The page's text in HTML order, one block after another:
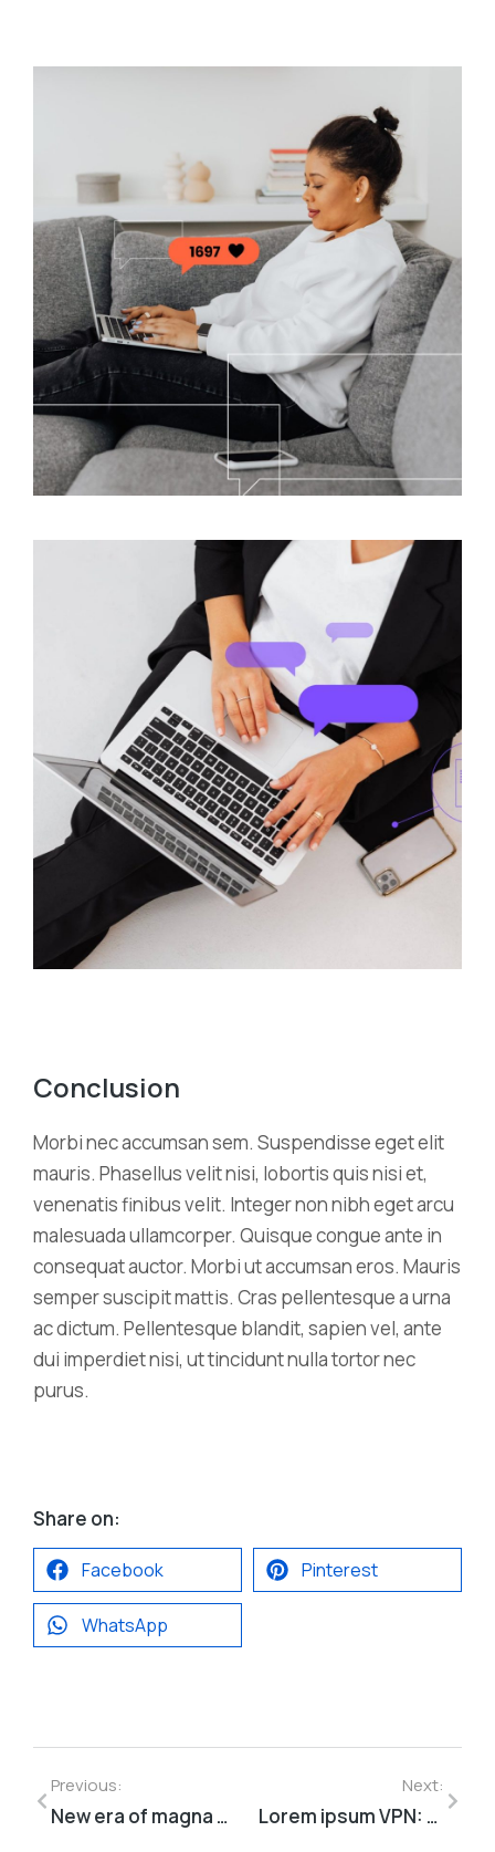
Conclusion
Morbi nec accumsan sem. Suspendisse eget elit
mauris. Phasellus velit nisi, lobortis quis nisi et,
venenatis finibus velit. Integer non nibh eget arcu
malesuada ullamcorper. Quisque congue ante in
consequat auctor. Morbi ut accumsan eros. Mauris
semper suscipit mattis. Cras pellentesque a urna
ac dictum. Pellentesque blandit, sapien vel, ante
dui imperdiet nisi, ut tincidunt nulla tortor nec
purus.
Share on:
Facebook Pinterest
WhatsApp
Previous:
New era of magna sapien ristique senectus dolor
Next:
Lorem ipsum VPN: dolor nulla & amet glavrida morbi